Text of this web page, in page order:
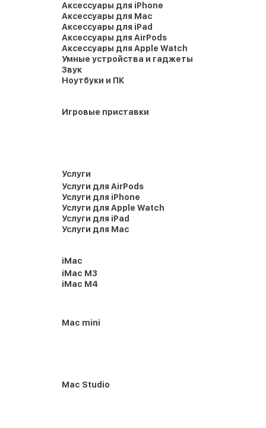
Аксессуары для iPhone
Аксессуары для Mac
Аксессуары для iPad
Аксессуары для AirPods
Аксессуары для Apple Watch
Умные устройства и гаджеты
Звук
Ноутбуки и ПК
Игровые приставки
Услуги
Услуги для AirPods
Услуги для iPhone
Услуги для Apple Watch
Услуги для iPad
Услуги для Mac
iMac
iMac M3
iMac M4
Mac mini
Mac Studio